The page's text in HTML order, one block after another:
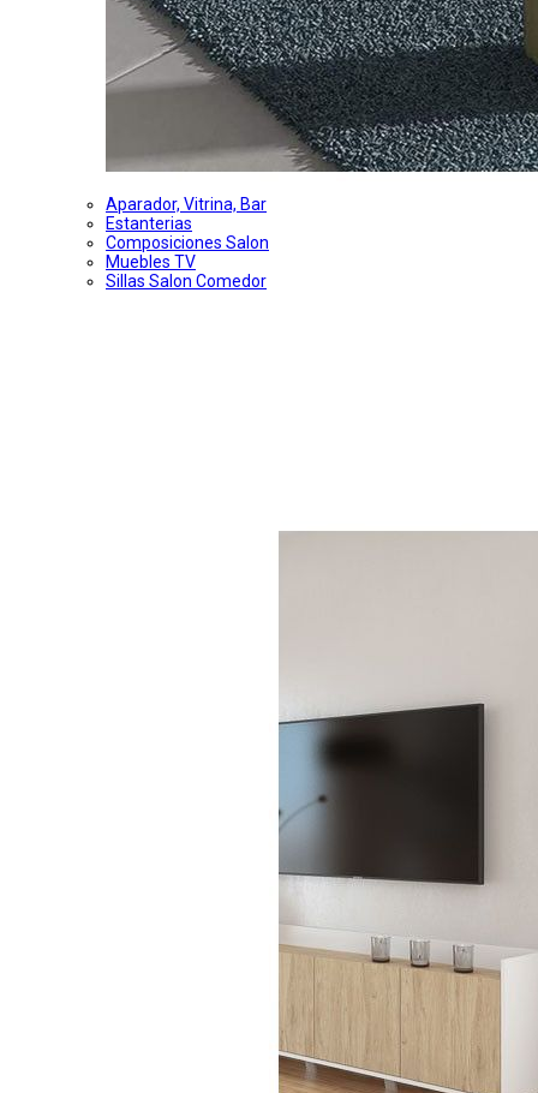
Aparador, Vitrina, Bar
Estanterias
Composiciones Salon
Muebles TV
Sillas Salon Comedor